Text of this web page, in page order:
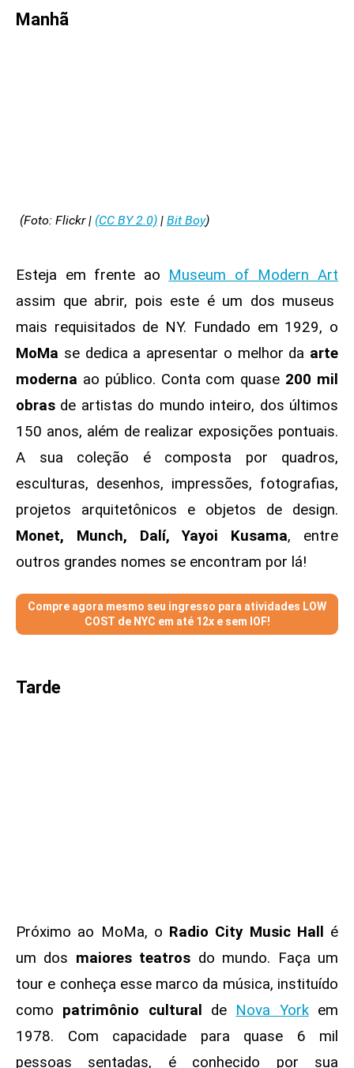
Manhã
(Foto: Flickr | (CC BY 2.0) | Bit Boy)
Esteja em frente ao Museum of Modern Art
assim que abrir, pois este é um dos museus
mais requisitados de NY. Fundado em 1929, o
MoMa se dedica a apresentar o melhor da arte
moderna ao público. Conta com quase 200 mil
obras de artistas do mundo inteiro, dos últimos
150 anos, além de realizar exposições pontuais.
A sua coleção é composta por quadros,
esculturas, desenhos, impressões, fotografias,
projetos arquitetônicos e objetos de design.
Monet, Munch, Dalí, Yayoi Kusama, entre
outros grandes nomes se encontram por lá!
Compre agora mesmo seu ingresso para atividades LOW
COST de NYC em até 12x e sem IOF!
Tarde
Próximo ao MoMa, o Radio City Music Hall é
um dos maiores teatros do mundo. Faça um
tour e conheça esse marco da música, instituído
como patrimônio cultural de Nova Yorkem
1978. Com capacidade para quase 6 mil
pessoas sentadas, é conhecido por sua